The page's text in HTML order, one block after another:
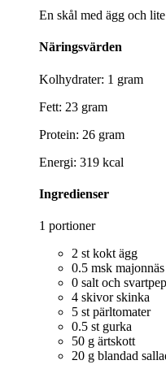
En skål med ägg och
Näringsvärden
Kolhydrater: 1 gram
Fett: 23 gram
Protein: 26 gram
Energi: 319 kcal
Ingredienser
1 portioner
2 st kokt ägg
0.5 msk majonnäs
0 salt och
4 skivor skinka
5 st pärltomater
0.5 st gurka
50 g ärtskott
20 g blandad